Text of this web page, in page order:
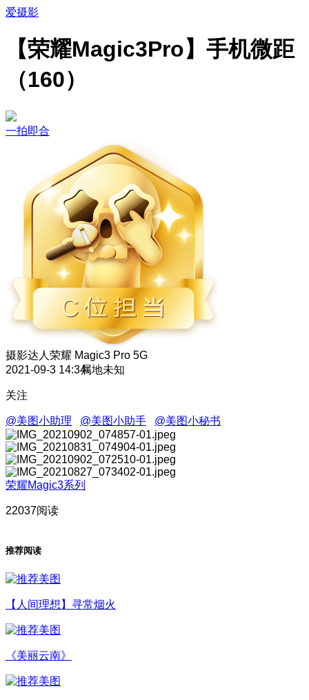
爱摄影
【荣耀Magic3Pro】手机微距
（160）
一拍即合
摄影达人 荣耀 Magic3 Pro 5G
2021-09-3 14:34属地未知
关注
@美图小助理 @美图小助手 @美图小秘书
荣耀Magic3系列
22037阅读
推荐阅读
【人间理想】寻常烟火
《美丽云南》